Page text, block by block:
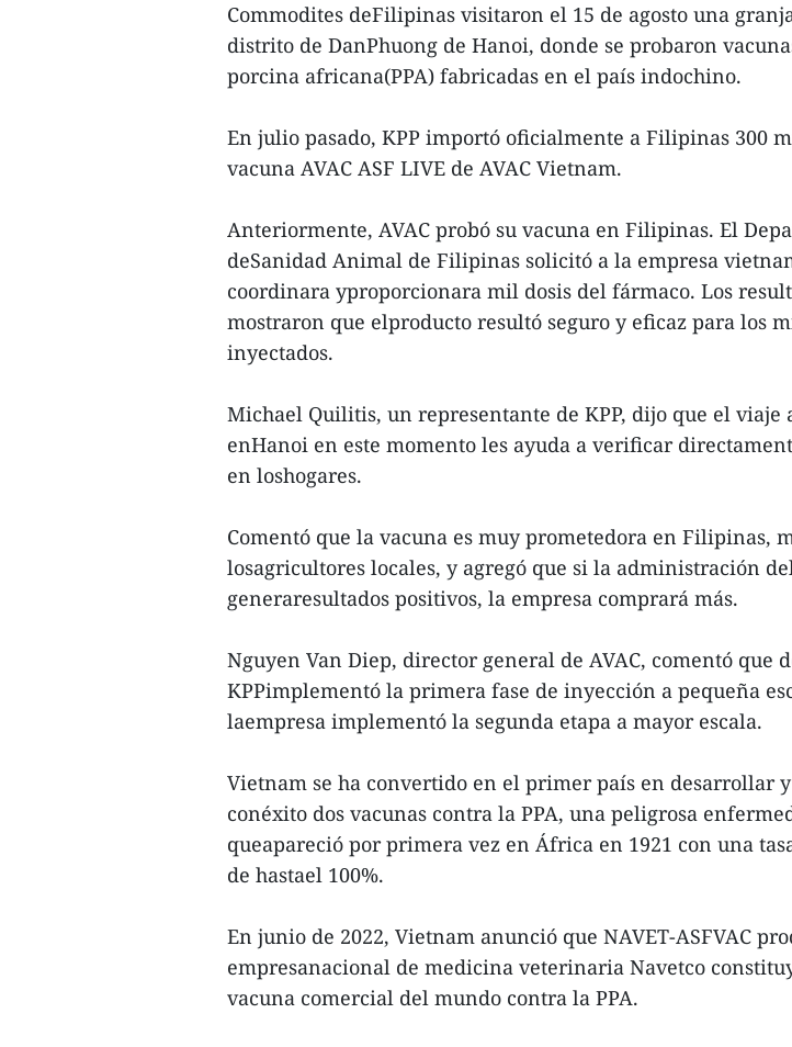
Commodites deFilipinas visitaron el 15 de agosto una
distrito de DanPhuong de Hanoi, donde se probaron
porcina africana(PPA) fabricadas en el país indochino.
En julio pasado, KPP importó oficialmente a Filipinas 300
vacuna AVAC ASF LIVE de AVAC Vietnam.
Anteriormente, AVAC probó su vacuna en Filipinas. El
deSanidad Animal de Filipinas solicitó a la empresa
coordinara yproporcionara mil dosis del fármaco. Los
mostraron que elproducto resultó seguro y eficaz para los
inyectados.
Michael Quilitis, un representante de KPP, dijo que el viaje
enHanoi en este momento les ayuda a verificar
en loshogares.
Comentó que la vacuna es muy prometedora en Filipinas,
losagricultores locales, y agregó que si la administración
generaresultados positivos, la empresa comprará más.
Nguyen Van Diep, director general de AVAC, comentó que
KPPimplementó la primera fase de inyección a pequeña
laempresa implementó la segunda etapa a mayor escala.
Vietnam se ha convertido en el primer país en desarrollar
conéxito dos vacunas contra la PPA, una peligrosa
queapareció por primera vez en África en 1921 con una
de hastael 100%.
En junio de 2022, Vietnam anunció que NAVET-ASFVAC
empresanacional de medicina veterinaria Navetco
vacuna comercial del mundo contra la PPA.